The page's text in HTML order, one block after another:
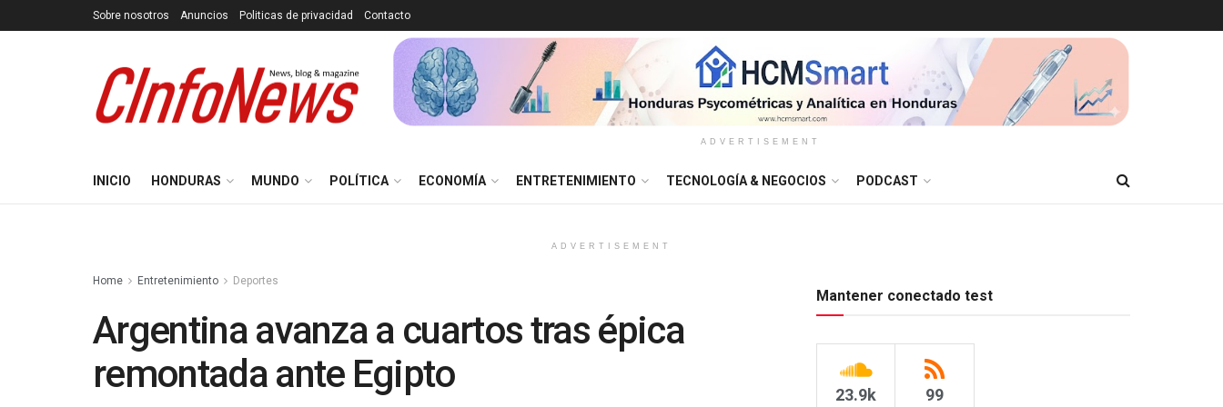
Sobre nosotros Anuncios Politicas de privacidad Contacto
ADVERTISEMENT
INICIO HONDURAS MUNDO POLÍTICA ECONOMÍA ENTRETENIMIENTO TECNOLOGÍA & NEGOCIOS PODCAST
ADVERTISEMENT
Home Entretenimiento Deportes
Argentina avanza a cuartos tras épica
remontada ante Egipto
Mantener conectado test
23.9k 99